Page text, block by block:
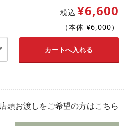
税込 ¥6,600
（本体 ¥6,000）
店頭お渡しをご希望の方はこちら